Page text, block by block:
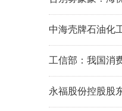
中海壳牌石油化
工信部：我国消
永福股份控股股